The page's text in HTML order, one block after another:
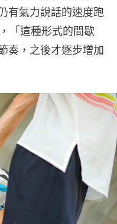
有氣力說話的速度跑
「這種形式的間歇
奏，之後才逐步增加